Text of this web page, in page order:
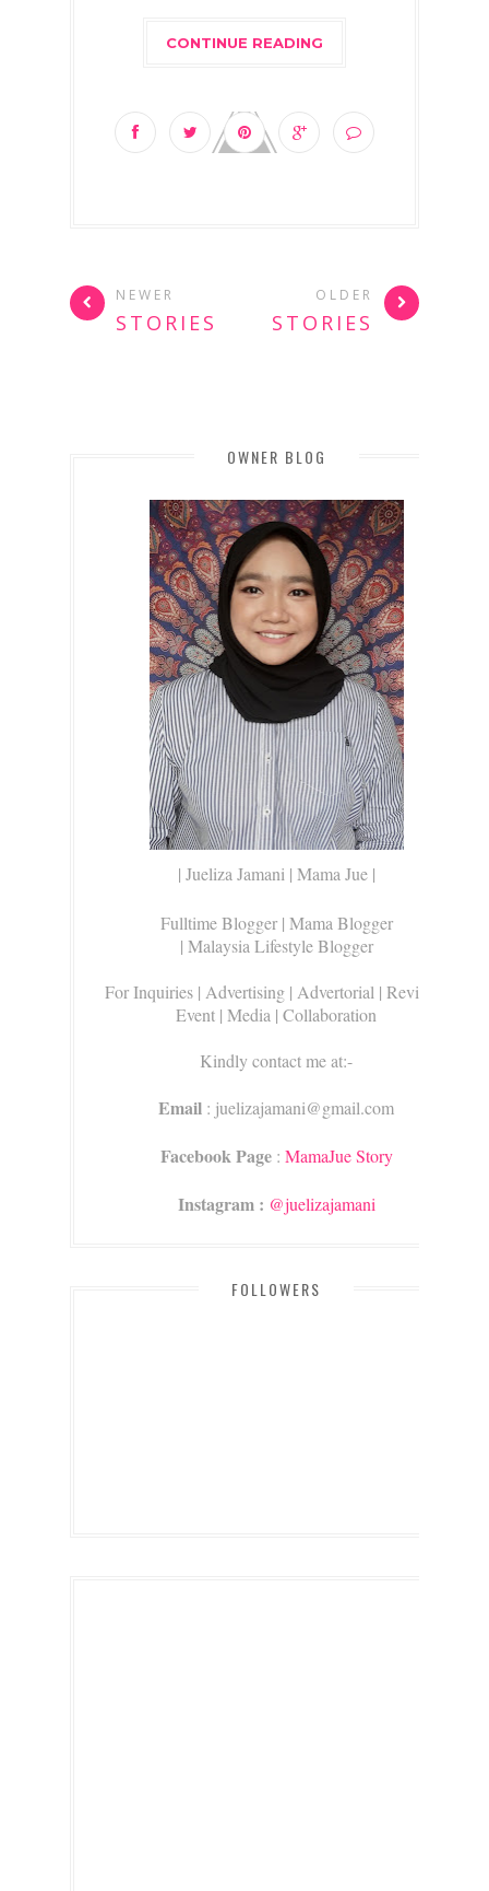
CONTINUE READING
NEWER
STORIES
OLDER
STORIES
OWNER BLOG
| Jueliza Jamani | Mama Jue |
Fulltime Blogger | Mama Blogger
| Malaysia Lifestyle Blogger
For Inquiries | Advertising | Advertorial | Review |
Event | Media | Collaboration
Kindly contact me at:-
Email : juelizajamani@gmail.com
Facebook Page: MamaJue Story
Instagram : @juelizajamani
FOLLOWERS